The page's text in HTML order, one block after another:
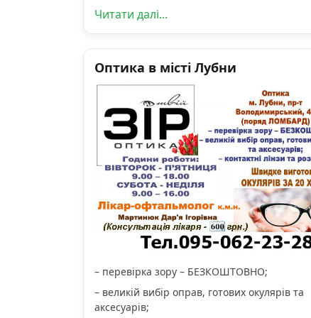
Читати далі...
Оптика в місті Лубни
– перевірка зору – БЕЗКОШТОВНО;
– великій вибір оправ, готових окулярів та
аксесуарів;